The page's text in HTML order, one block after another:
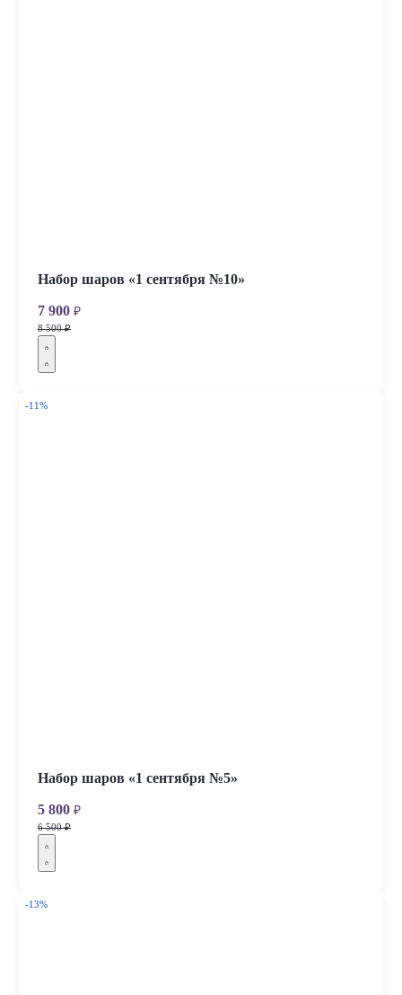
Набор шаров «1 сентября №10»
7 900 ₽
8 500 ₽
-11%
Набор шаров «1 сентября №5»
5 800 ₽
6 500 ₽
-13%